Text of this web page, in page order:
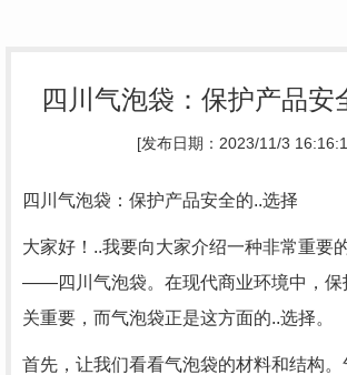
四川气泡袋：保护产品安
[发布日期：2023/11/3
四川气泡袋：保护产品安全的..选择
大家好！..我要向大家介绍一种非常重要
——四川气泡袋。在现代商业环境中，保
关重要，而气泡袋正是这方面的..选择。
首先，让我们看看气泡袋的材料和结构